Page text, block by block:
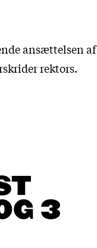
ansættelsen af
rektors.
3